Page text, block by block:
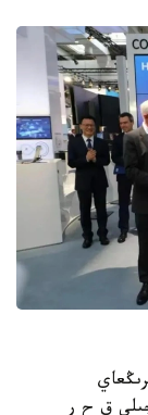
جۇيەسى نەگىز بولدى. 2023 -جىلى ق ح ر